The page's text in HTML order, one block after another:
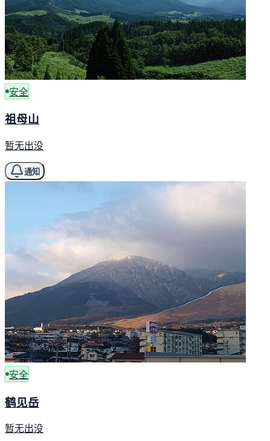
安全
祖母山
暂无出没
通知
安全
鹤见岳
暂无出没